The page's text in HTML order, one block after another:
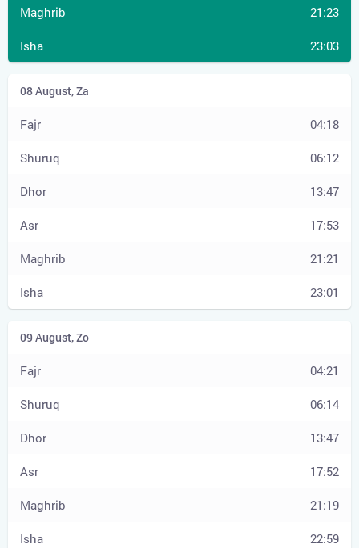
21:23
23:03
04:18
06:12
13:47
17:53
21:21
23:01
04:21
06:14
13:47
17:52
21:19
22:59